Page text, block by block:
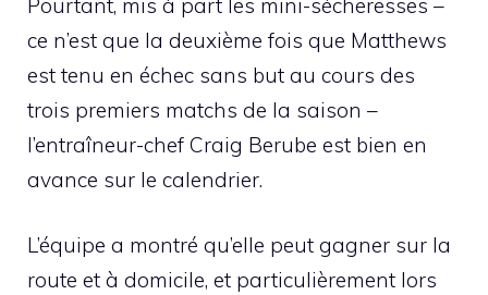
ce n’est que la deuxième fois que Matthews
est tenu en échec sans but au cours des
trois premiers matchs de la saison –
l’entraîneur-chef Craig Berube est bien en
avance sur le calendrier.
L’équipe a montré qu’elle peut gagner sur la
route et à domicile, et particulièrement lors